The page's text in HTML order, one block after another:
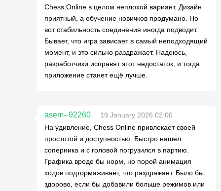
Chess Online в целом неплохой вариант. Дизайн
приятный, а обучение новичков продумано. Но
вот стабильность соединения иногда подводит.
Бывает, что игра зависает в самый неподходящий
момент, и это сильно раздражает. Надеюсь,
разработчики исправят этот недостаток, и тогда
приложение станет ещё лучше.
asem--92260
19 January 2026 02:00
На удивление, Chess Online привлекает своей
простотой и доступностью. Быстро нашел
соперника и с головой погрузился в партию.
Графика вроде бы норм, но порой анимация
ходов подтормаживает, что раздражает. Было бы
здорово, если бы добавили больше режимов или